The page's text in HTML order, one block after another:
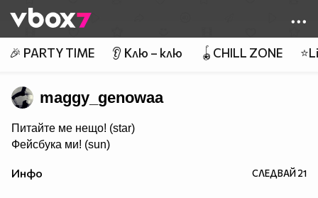
👾
🎉 PARTY TIME 👂 Клю – клю 🪀CHILL ZONE
maggy_genowaa
Питайте ме нещо! (star)
Фейсбука ми! (sun)
Инфо СЛЕДВАЙ21